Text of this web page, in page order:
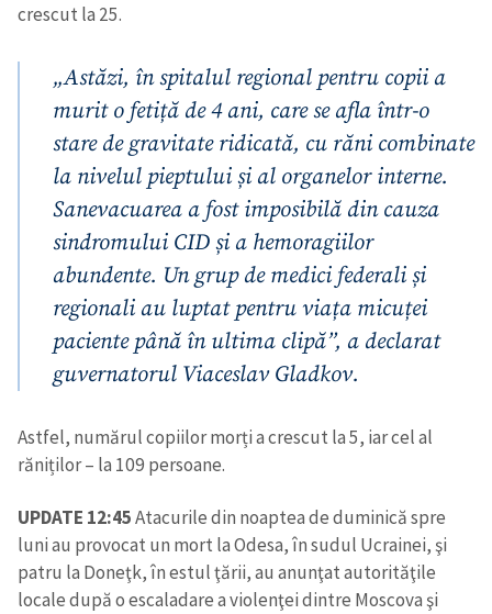
crescut la 25.
„Astăzi, în spitalul regional pentru copii a
murit o fetiță de 4 ani, care se afla într-o
stare de gravitate ridicată, cu răni combinate
la nivelul pieptului și al organelor interne.
Sanevacuarea a fost imposibilă din cauza
sindromului CID și a hemoragiilor
abundente. Un grup de medici federali și
regionali au luptat pentru viața micuței
paciente până în ultima clipă”, a declarat
guvernatorul Viaceslav Gladkov.
Astfel, numărul copiilor morți a crescut la 5, iar cel al
răniților – la 109 persoane.
UPDATE 12:45Atacurile din noaptea de duminică spre
luni au provocat un mort la Odesa, în sudul Ucrainei, şi
patru la Doneţk, în estul ţării, au anunţat autorităţile
locale după o escaladare a violenţei dintre Moscova şi